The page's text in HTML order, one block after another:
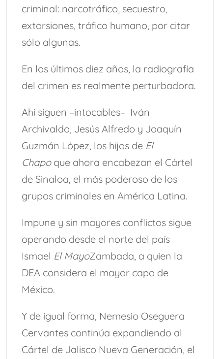
criminal: narcotráfico, secuestro,
extorsiones, tráfico humano, por citar
sólo algunas.
En los últimos diez años, la radiografía
del crimen es realmente perturbadora.
Ahí siguen ​​–intocables​​– Iván
Archivaldo, Jesús Alfredo y Joaquín
Guzmán López​​, los hijos de El
Chapoque ahora encabezan el Cártel
de Sinaloa, el más poderoso de los
grupos criminales en América Latina.
Impune y sin mayores conflictos sigue
operando desde el norte del país
Ismael El MayoZambada, a quien la
DEA considera el mayor capo de
México.
Y de igual forma, Nemesio Oseguera
Cervantes continúa expandiendo al
Cártel de Jalisco Nueva Generación, el